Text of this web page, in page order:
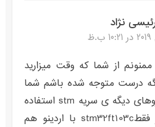
نژاد
از شما که وقت میزارید
درست متوجه شده باشم شما
میخواین از سایر میکروهای دیگه ی سریه stm استفاده
کنید . در حال حاظر فقطstm32ft103c با اردینو هم